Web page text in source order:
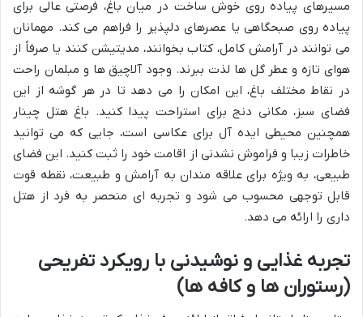
مسیرهای پیاده روی خوش ساخت در میان باغ، فرصتی عالی برای
پیاده روی صبحگاهی یا عصرهای دلپذیر را فراهم می کند. مهمانان
می توانند در آرامش کامل، کتاب بخوانند، مدیتیشن کنند یا صرفاً از
هوای تازه و عطر گل ها لذت ببرند. وجود آلاچیق ها و مبلمان راحت
در نقاط مختلف باغ، این امکان را می دهد تا در هر گوشه از این
فضای سبز، مکانی دنج برای استراحت پیدا کنید. باغ هتل چینار
همچنین محیطی ایده آل برای عکاسی است، جایی که می توانید
خاطرات زیبا و فراموش نشدنی از اقامت خود را ثبت کنید. این فضای
طبیعی، به ویژه برای علاقه مندان به آرامش و طبیعت، نقطه قوت
قابل توجهی محسوب می شود و تجربه ای منحصر به فرد از هتل
داری را ارائه می دهد.
تجربه غذایی و نوشیدنی با رویکرد تفریحی
(رستوران ها و کافه ها)